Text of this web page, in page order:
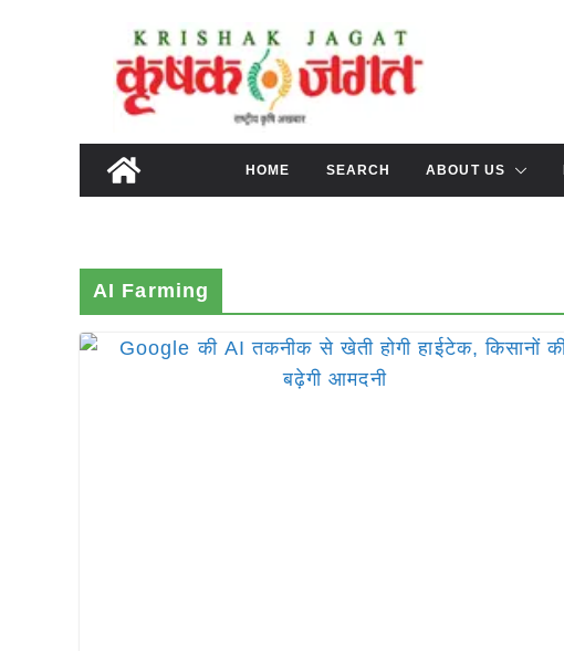
content
HOME SEARCH ABOUT US
AI Farming